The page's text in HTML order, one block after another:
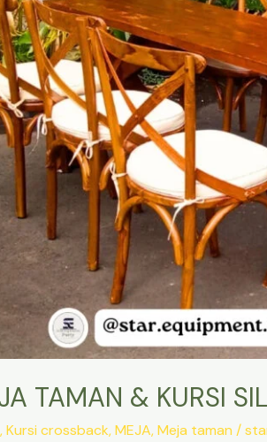
TAMAN & KURSI
,Kursi crossback,MEJA,Meja taman /